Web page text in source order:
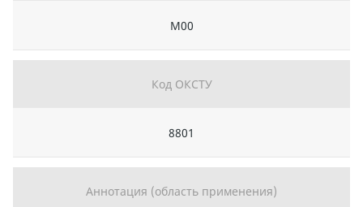
М00
Код ОКСТУ
8801
Аннотация (область применения)